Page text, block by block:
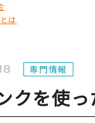
は
専門情報
クを使